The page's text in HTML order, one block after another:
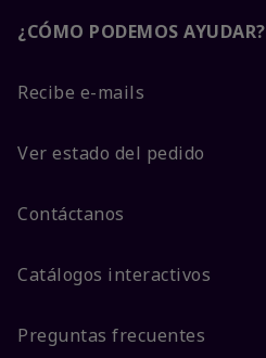
¿CÓMO PODEMOS AYUDAR?
Recibe e-mails
Ver estado del pedido
Contáctanos
Catálogos interactivos
Preguntas frecuentes